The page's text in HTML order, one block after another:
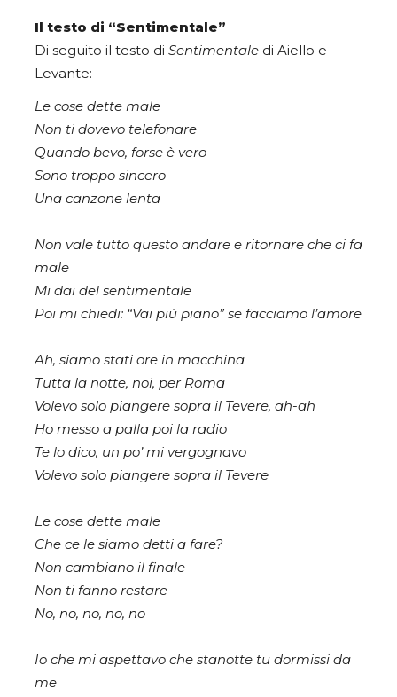
Il testo di “Sentimentale”
Di seguito il testo di Sentimentale di Aiello e
Levante:
Le cose dette male
Non ti dovevo telefonare
Quando bevo, forse è vero
Sono troppo sincero
Una canzone lenta
Non vale tutto questo andare e ritornare che ci fa
male
Mi dai del sentimentale
Poi mi chiedi: “Vai più piano” se facciamo l’amore
Ah, siamo stati ore in macchina
Tutta la notte, noi, per Roma
Volevo solo piangere sopra il Tevere, ah-ah
Ho messo a palla poi la radio
Te lo dico, un po’ mi vergognavo
Volevo solo piangеre sopra il Teverе
Le cose dette male
Che ce le siamo detti a fare?
Non cambiano il finale
Non ti fanno restare
No, no, no, no, no
Io che mi aspettavo che stanotte tu dormissi da
me